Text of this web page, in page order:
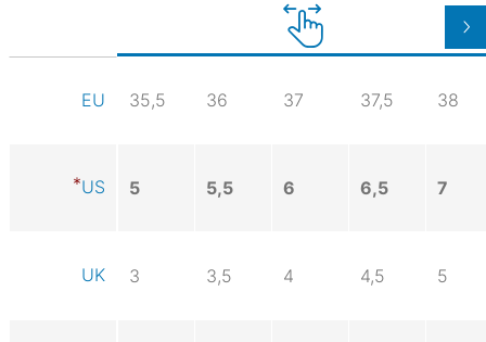
EU 35,5 36 37 37,5 38
US 5 5,5 6 6,5 7
UK 3 3,5 4 4,5 5